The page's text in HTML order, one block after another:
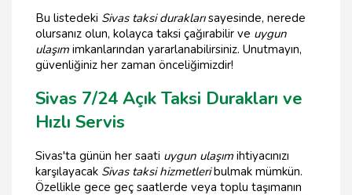
Bu listedeki Sivas taksi duraklarısayesinde, nerede
olursanız olun, kolayca taksi çağırabilir ve uygun
ulaşım imkanlarından yararlanabilirsiniz. Unutmayın,
güvenliğiniz her zaman önceliğimizdir!
Sivas 7/24 Açık Taksi Durakları ve
Hızlı Servis
Sivas'ta günün her saati uygun ulaşım ihtiyacınızı
karşılayacak Sivas taksi hizmetleribulmak mümkün.
Özellikle gece geç saatlerde veya toplu taşımanın